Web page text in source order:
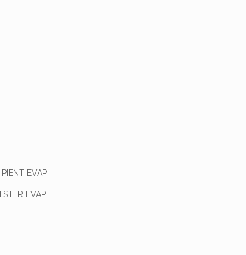
EVAP
EVAP